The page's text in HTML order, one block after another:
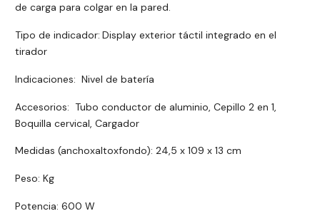
de carga para colgar en la pared.
Tipo de indicador: Display exterior táctil integrado en el
tirador
Indicaciones: Nivel de batería
Accesorios: Tubo conductor de aluminio, Cepillo 2 en 1,
Boquilla cervical, Cargador
Medidas (anchoxaltoxfondo): 24,5 x 109 x 13 cm
Peso: Kg
Potencia: 600 W